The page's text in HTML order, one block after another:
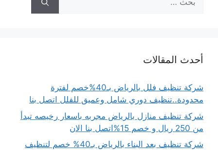
عن:
أحدث المقالات
شركة تنظيف فلل بالرياض بـ40%خصم لفترة
محدودة..تنظيف دوري شامل وعميق للفلل اتصل بنا
شركة تنظيف منازل بالرياض مجربه باسعار رخيصه تبدأ
من 250 ريال و خصم 15%اتصل بنا الان
شركة تنظيف بعد البناء بالرياض بـ40% خصم لتنظيف